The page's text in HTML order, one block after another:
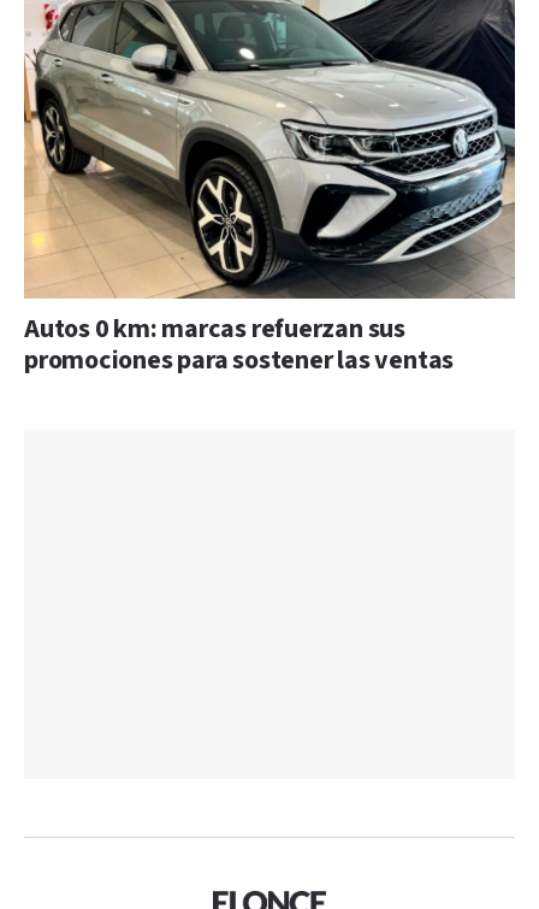
Autos 0 km: marcas refuerzan sus
promociones para sostener las ventas